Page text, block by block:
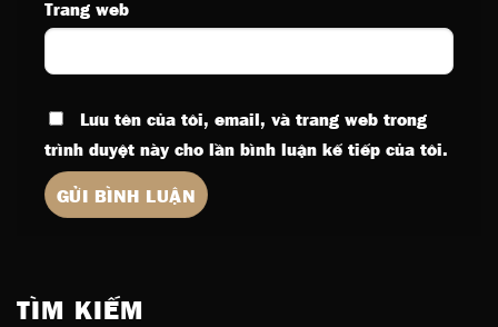
Trang web
Lưu tên của tôi, email, và trang web trong
trình duyệt này cho lần bình luận kế tiếp của tôi.
TÌM KIẾM